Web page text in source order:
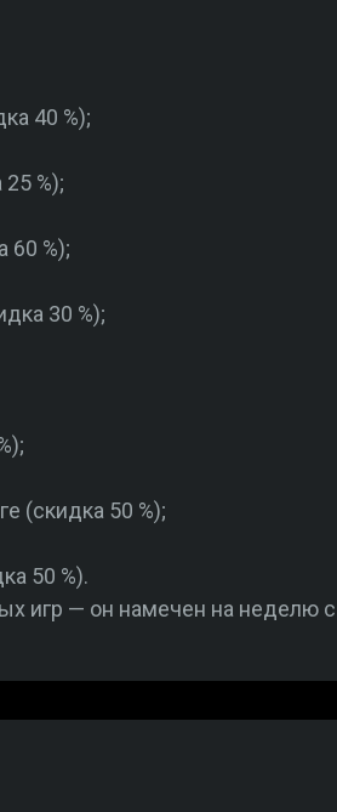
40 %);
%);
60 %);
30 %);
(скидка 50 %);
50 %).
игр — он намечен на неделю